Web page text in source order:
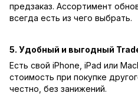
предзаказ. Ассортимент
всегда есть из чего выбрать.
5. Удобный и выгодный
Есть свой iPhone, iPad или
стоимость при покупке
честно, без занижений.